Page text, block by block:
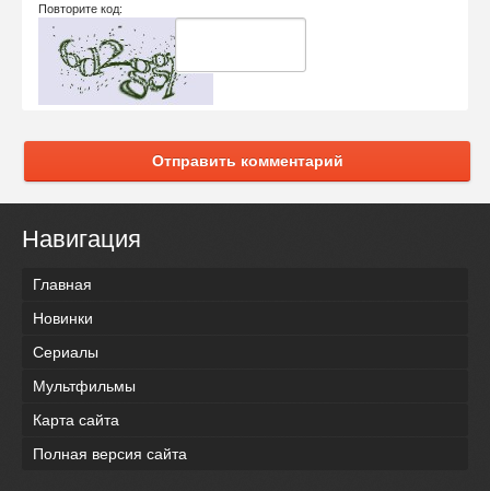
Повторите код:
Отправить комментарий
Навигация
Главная
Новинки
Сериалы
Мультфильмы
Карта сайта
Полная версия сайта